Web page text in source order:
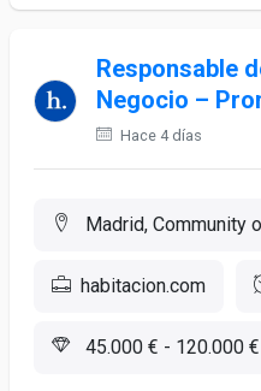
Responsable
Negocio –
Hace 4 días
Madrid, Community
habitacion.com
45.000 € - 120.000 €